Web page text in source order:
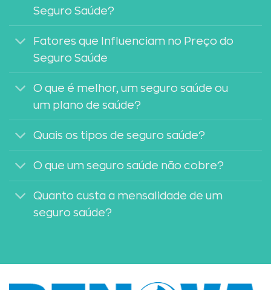
Seguro Saúde?
Fatores que Influenciam no Preço do
Seguro Saúde
O que é melhor, um seguro saúde ou
um plano de saúde?
Quais os tipos de seguro saúde?
O que um seguro saúde não cobre?
Quanto custa a mensalidade de um
seguro saúde?